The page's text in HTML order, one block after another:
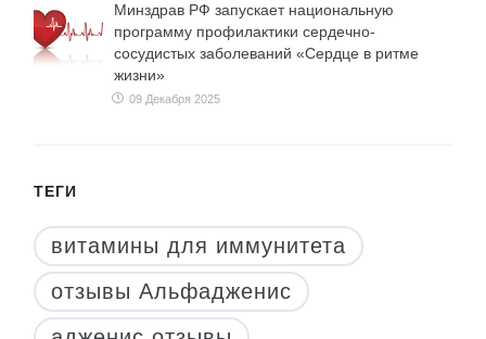
Минздрав РФ запускает национальную
программу профилактики сердечно-
сосудистых заболеваний «Сердце в ритме
жизни»
09 Декабря 2025
ТЕГИ
витамины для иммунитета
отзывы Альфадженис